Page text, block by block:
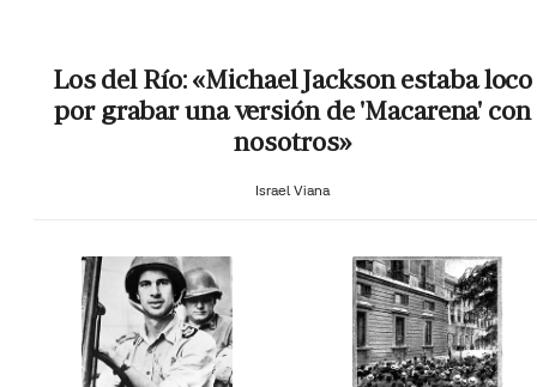
Los del Río: «Michael Jackson estaba loco
por grabar una versión de 'Macarena' con
nosotros»
Israel Viana